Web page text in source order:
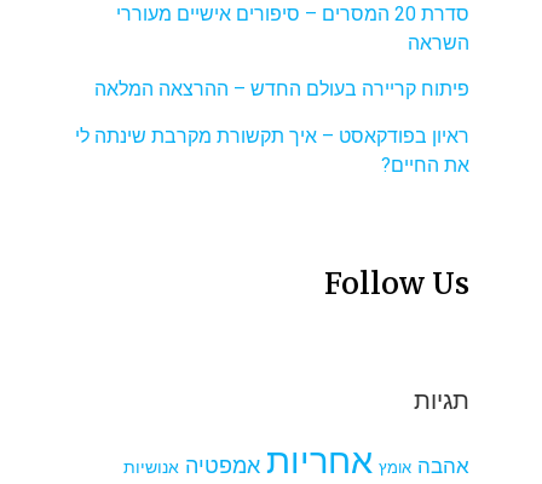
סדרת 20 המסרים – סיפורים אישיים מעוררי
השראה
פיתוח קריירה בעולם החדש – ההרצאה המלאה
ראיון בפודקאסט – איך תקשורת מקרבת שינתה לי
את החיים?
Follow Us
תגיות
אהבה אומץ אחריות אמפטיה אנושיות